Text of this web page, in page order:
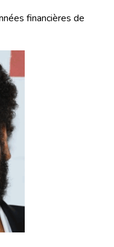
financières de